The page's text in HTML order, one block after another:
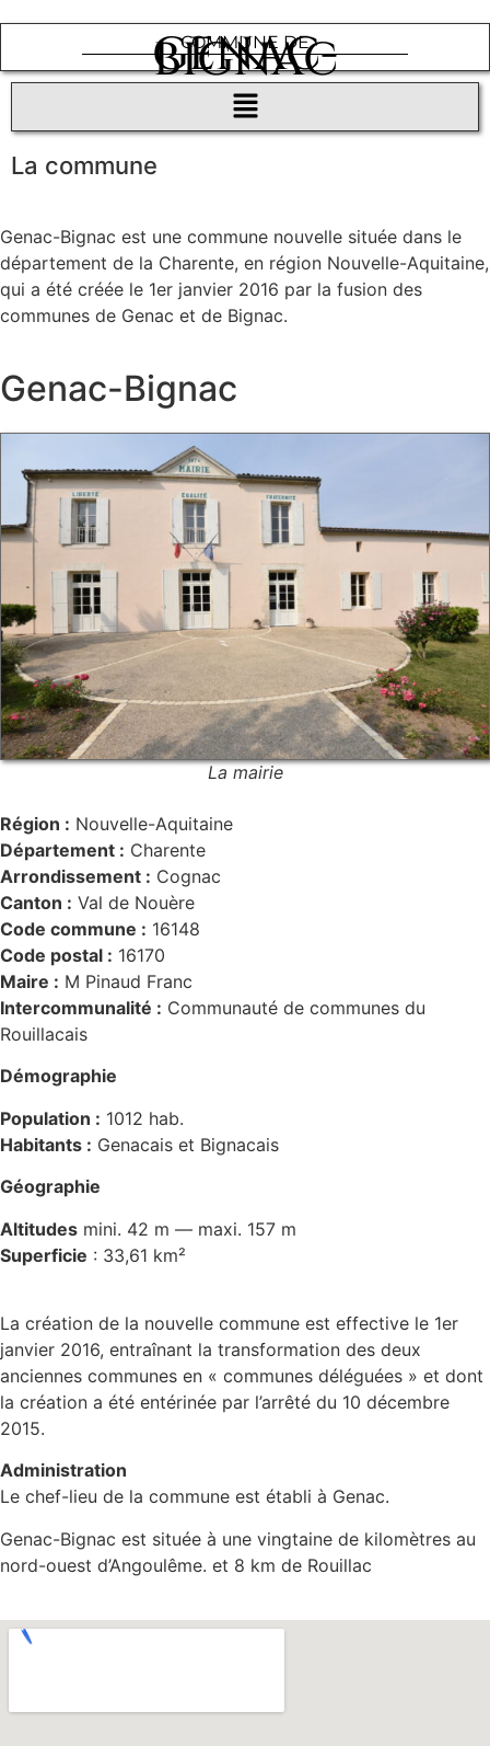
COMMUNE DE
GENAC-
BIGNAC
La commune
Genac-Bignac est une commune nouvelle située dans le
département de la Charente, en région Nouvelle-Aquitaine,
qui a été créée le 1er janvier 2016 par la fusion des
communes de Genac et de Bignac.
Genac-Bignac
La mairie
Région : Nouvelle-Aquitaine
Département : Charente
Arrondissement : Cognac
Canton : Val de Nouère
Code commune : 16148
Code postal : 16170
Maire : M Pinaud Franc
Intercommunalité : Communauté de communes du
Rouillacais
Démographie
Population : 1012 hab.
Habitants : Genacais et Bignacais
Géographie
Altitudes mini. 42 m — maxi. 157 m
Superficie : 33,61 km²
La création de la nouvelle commune est effective le 1er
janvier 2016, entraînant la transformation des deux
anciennes communes en « communes déléguées » et dont
la création a été entérinée par l’arrêté du 10 décembre
2015.
Administration
Le chef-lieu de la commune est établi à Genac.
Genac-Bignac est située à une vingtaine de kilomètres au
nord-ouest d’Angoulême. et 8 km de Rouillac